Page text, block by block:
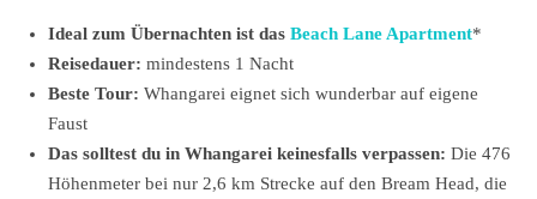
Ideal zum Übernachten ist das Beach Lane Apartment*
Reisedauer: mindestens 1 Nacht
Beste Tour: Whangarei eignet sich wunderbar auf eigene
Faust
Das solltest du in Whangarei keinesfalls verpassen: Die 476
Höhenmeter bei nur 2,6 km Strecke auf den Bream Head, die